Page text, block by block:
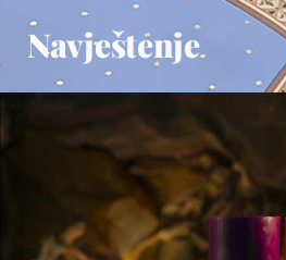
Navještenje